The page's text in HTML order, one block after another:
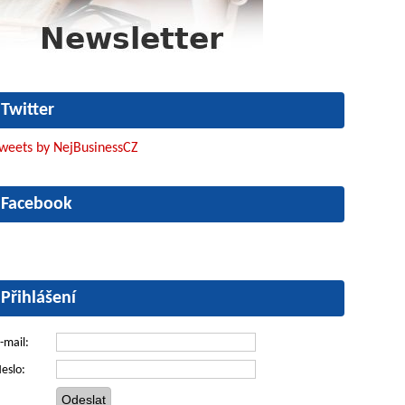
Twitter
by NejBusinessCZ
Facebook
Přihlášení
mail: